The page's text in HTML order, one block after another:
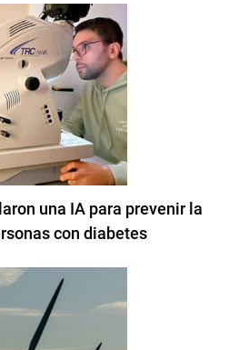
una IA para prevenir la
con diabetes